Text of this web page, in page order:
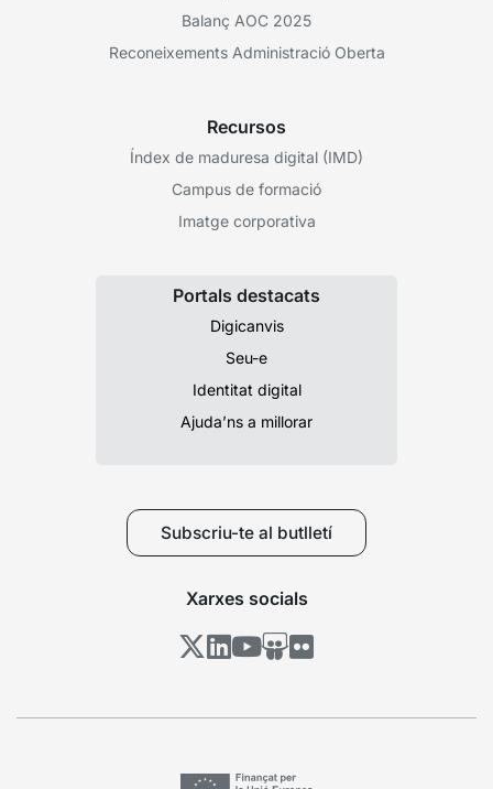
Balanç AOC 2025
Reconeixements Administració Oberta
Recursos
Índex de maduresa digital (IMD)
Campus de formació
Imatge corporativa
Portals destacats
Digicanvis
Seu-e
Identitat digital
Ajuda’ns a millorar
Subscriu-te al butlletí
Xarxes socials